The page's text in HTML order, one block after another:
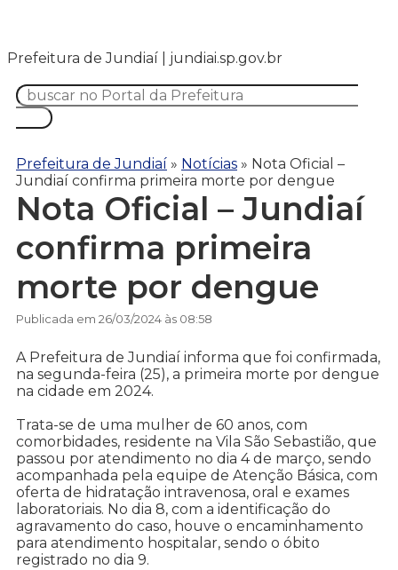
Prefeitura de Jundiaí | jundiai.sp.gov.br
Prefeitura de Jundiaí » Notícias » Nota Oficial –
Jundiaí confirma primeira morte por dengue
Nota Oficial – Jundiaí
confirma primeira
morte por dengue
Publicada em 26/03/2024 às 08:58
A Prefeitura de Jundiaí informa que foi confirmada,
na segunda-feira (25), a primeira morte por dengue
na cidade em 2024.
Trata-se de uma mulher de 60 anos, com
comorbidades, residente na Vila São Sebastião, que
passou por atendimento no dia 4 de março, sendo
acompanhada pela equipe de Atenção Básica, com
oferta de hidratação intravenosa, oral e exames
laboratoriais. No dia 8, com a identificação do
agravamento do caso, houve o encaminhamento
para atendimento hospitalar, sendo o óbito
registrado no dia 9.